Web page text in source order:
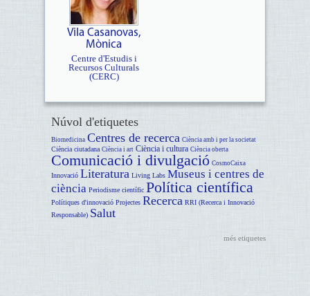
Vila Casanovas,
Mònica
Centre d'Estudis i
Recursos Culturals
(CERC)
Núvol d'etiquetes
Biomedicina Centres de recerca Ciència amb i per la societat
Ciència ciutadana Ciència i art Ciència i cultura Ciència oberta
Comunicació i divulgació CosmoCaixa
Innovació Literatura Living Labs Museus i centres de
ciència Periodisme científic Política científica
Polítiques d'innovació Projectes Recerca RRI (Recerca i Innovació
Responsable) Salut
més etiquetes